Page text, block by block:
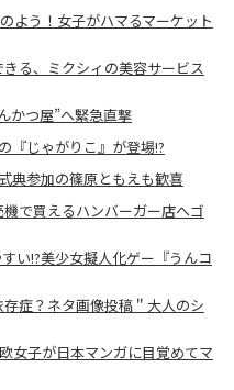
よう！女子がハマるマーケット
る、ミクシィの美容サービス
かつ屋”へ緊急直撃
『じゃがりこ』が登場!?
典参加の篠原ともえも歓喜
で買えるハンバーガー店へゴ
い!?美少女擬人化ゲー『うんコ
症？ネタ画像投稿＂大人のシ
女子が日本マンガに目覚めてマ